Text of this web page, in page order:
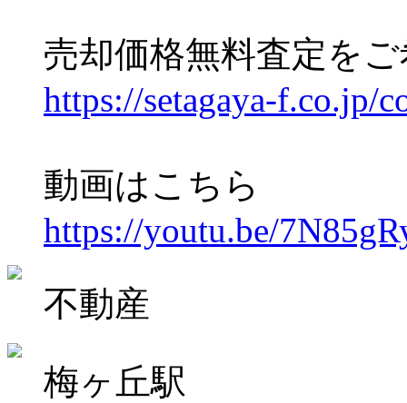
売却価格無料査定を
https://setagaya-f.co.jp/
動画はこちら
https://youtu.be/
不動産
梅ヶ丘駅